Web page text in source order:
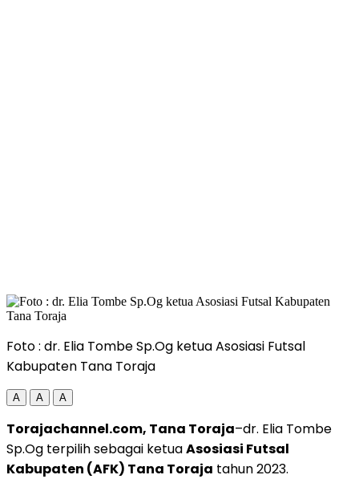
Foto : dr. Elia Tombe Sp.Og ketua Asosiasi Futsal
Kabupaten Tana Toraja
A A A
Torajachannel.com, Tana Toraja–dr. Elia Tombe
Sp.Og terpilih sebagai ketuaAsosiasi Futsal
Kabupaten (AFK) Tana Toraja tahun 2023.